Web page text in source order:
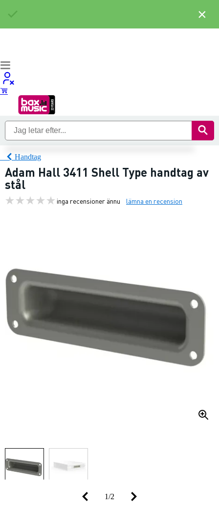
Handtag
Adam Hall 3411 Shell Type handtag av
stål
inga recensioner ännu lämna en recension
1/2
×